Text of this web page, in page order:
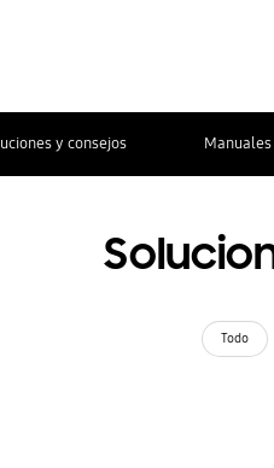
y consejos
Todo